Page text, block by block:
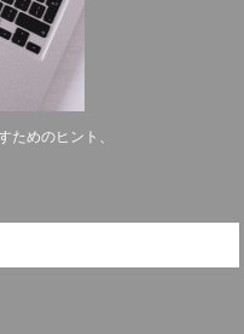
ためのヒント、